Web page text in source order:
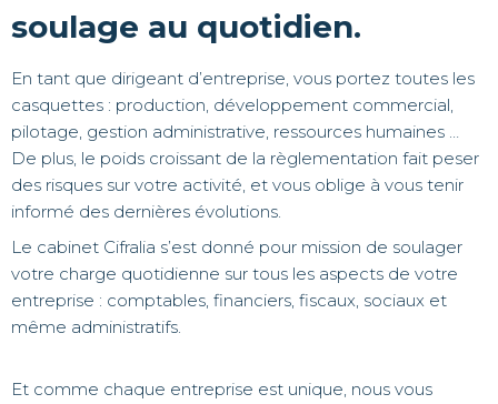
soulage au quotidien.
En tant que dirigeant d’entreprise, vous portez toutes les
casquettes : production, développement commercial,
pilotage, gestion administrative, ressources humaines …
De plus, le poids croissant de la règlementation fait peser
des risques sur votre activité, et vous oblige à vous tenir
informé des dernières évolutions.
Le cabinet Cifralia s’est donné pour mission de soulager
votre charge quotidienne sur tous les aspects de votre
entreprise : comptables, financiers, fiscaux, sociaux et
même administratifs.
Et comme chaque entreprise est unique, nous vous